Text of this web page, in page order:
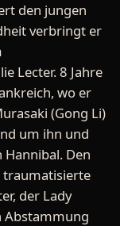
den jungen
verbringt er
Lecter. 8 Jahre
wo er
(Gong Li)
um ihn und
Den
traumatisierte
der Lady
Abstammung